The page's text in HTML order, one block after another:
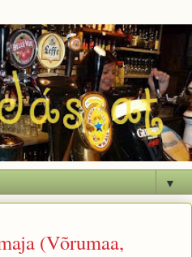
▼
(Võrumaa,